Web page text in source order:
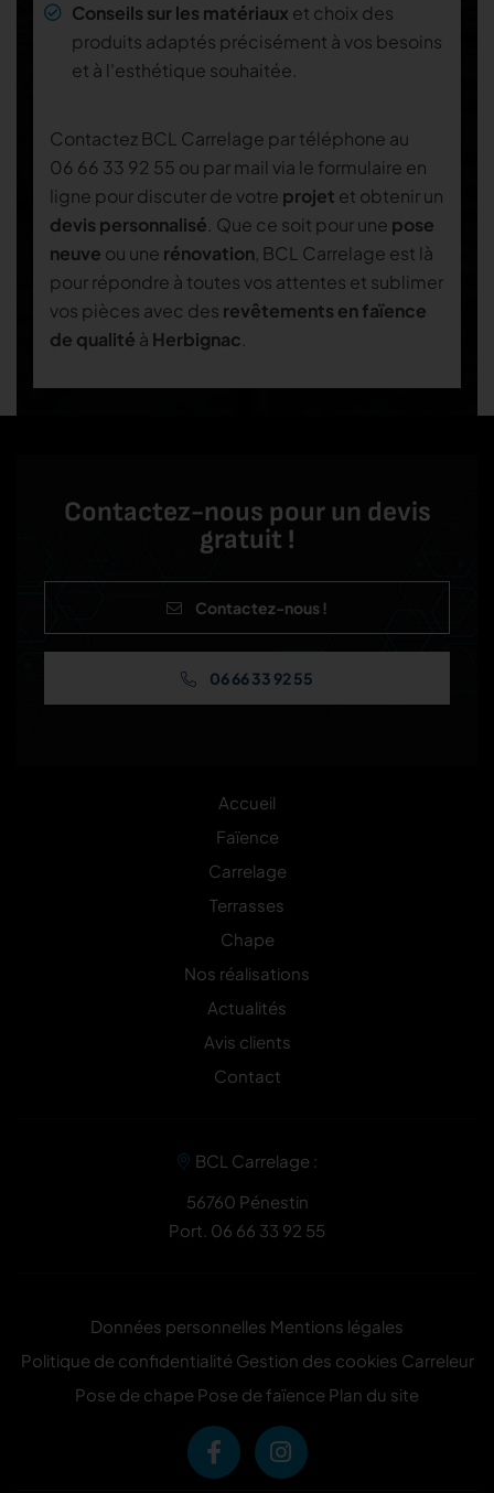
Conseils sur les matériaux et choix des
produits adaptés précisément à vos besoins
et à l'esthétique souhaitée.
Contactez BCL Carrelage par téléphone au
06 66 33 92 55 ou par mail via le formulaire en
ligne pour discuter de votre projet et obtenir un
devis personnalisé. Que ce soit pour une pose
neuve ou une rénovation, BCL Carrelage est là
pour répondre à toutes vos attentes et sublimer
vos pièces avec des revêtements en faïence
de qualité à Herbignac.
Contactez-nous pour un devis
gratuit !
Contactez-nous !
06 66 33 92 55
Accueil
Carrelage
Chape
Faïence
Terrasses
Nos réalisations
Avis clients
Actualités
Contact
Données personnelles Mentions légales
Politique de confidentialité Gestion des cookies Carreleur
Pose de chape Pose de faïence Plan du site
BCL Carrelage :
56760 Pénestin
Port. 06 66 33 92 55